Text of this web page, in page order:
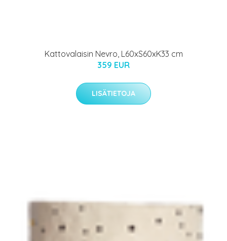
Kattovalaisin Nevro, L60xS60xK33 cm
359 EUR
LISÄTIETOJA